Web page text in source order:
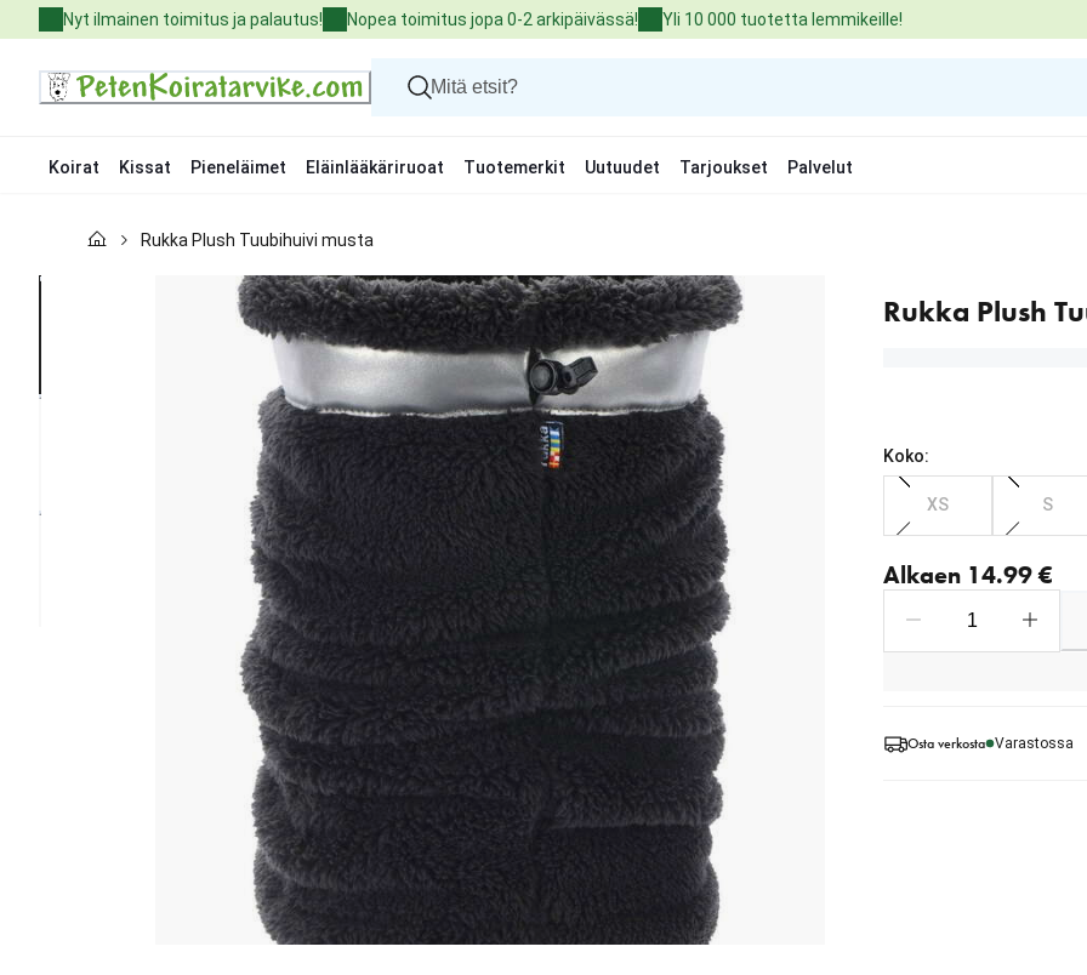
to
Nyt ilmainen toimitus ja palautus! Nopea toimitus jopa 0-2 arkipäivässä! Yli 10 000 tuotetta lemmikeille!
Koirat Kissat Pieneläimet Eläinlääkäriruoat Tuotemerkit Uutuudet Tarjoukset Palvelut
Kissat
Rukka Plush Tuubihuivi musta
Rukka Plush
Koko:
XS S
Alkaen 14.99 €
Osta verkosta Varastossa